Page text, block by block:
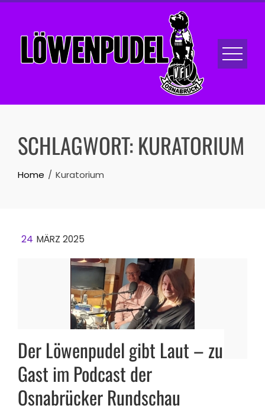
Skip
content
SCHLAGWORT:KURATORIUM
Home Kuratorium
24 MÄRZ 2025
Der Löwenpudel gibt Laut – zu
Gast im Podcast der
Osnabrücker Rundschau